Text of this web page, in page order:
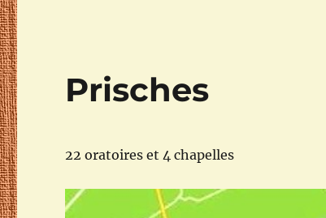
Prisches
22 oratoires et 4 chapelles